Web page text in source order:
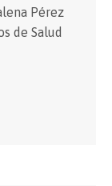
Pérez
de Salud